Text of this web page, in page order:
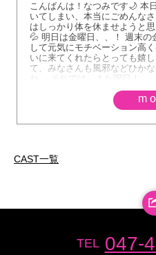
こんばんは！なつみです🌙 本
いてしまい、本当にごめんな
はしっかり体を休ませようと
💦 明日は金曜日、、！ 週末の
して元気にモチベーション高
いに来てくれたらとっても嬉
て、みなさんも風邪などひか
ね。 それでは、また明日！
CAST一覧
TEL 047-